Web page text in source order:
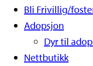
Bli Frivillig/
Adopsjon
Dyr til
Nettbutikk